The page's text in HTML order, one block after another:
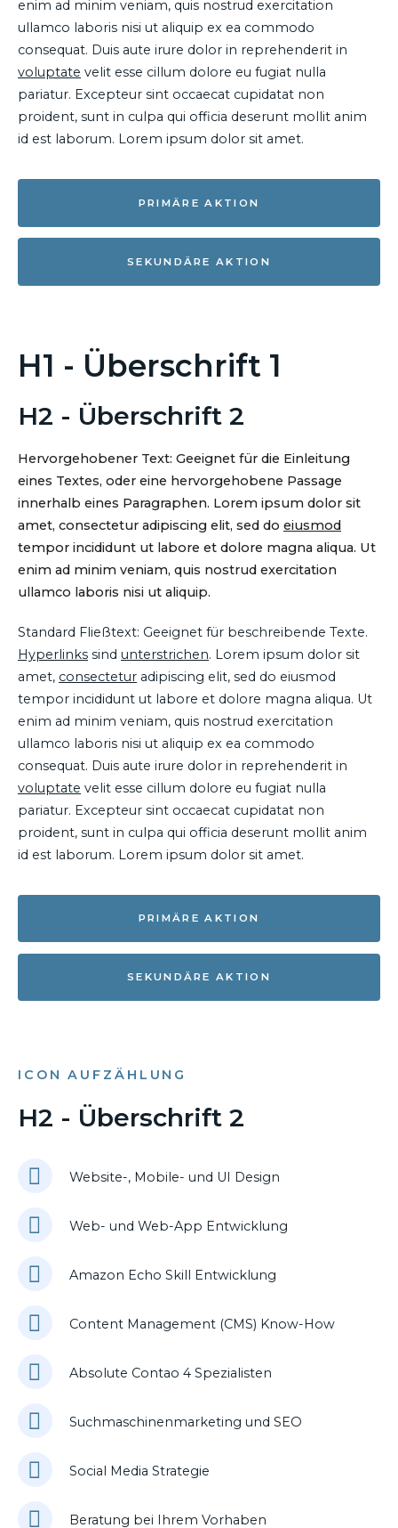
enim ad minim veniam, quis nostrud exercitation
ullamco laboris nisi ut aliquip ex ea commodo
consequat. Duis aute irure dolor in reprehenderit in
voluptate velit esse cillum dolore eu fugiat nulla
pariatur. Excepteur sint occaecat cupidatat non
proident, sunt in culpa qui officia deserunt mollit anim
id est laborum. Lorem ipsum dolor sit amet.
PRIMÄRE AKTION
SEKUNDÄRE AKTION
H1 - Überschrift 1
H2 - Überschrift 2
Hervorgehobener Text: Geeignet für die Einleitung
eines Textes, oder eine hervorgehobene Passage
innerhalb eines Paragraphen. Lorem ipsum dolor sit
amet, consectetur adipiscing elit, sed do eiusmod
tempor incididunt ut labore et dolore magna aliqua. Ut
enim ad minim veniam, quis nostrud exercitation
ullamco laboris nisi ut aliquip.
Standard Fließtext: Geeignet für beschreibende Texte.
Hyperlinks sind unterstrichen. Lorem ipsum dolor sit
amet, consectetur adipiscing elit, sed do eiusmod
tempor incididunt ut labore et dolore magna aliqua. Ut
enim ad minim veniam, quis nostrud exercitation
ullamco laboris nisi ut aliquip ex ea commodo
consequat. Duis aute irure dolor in reprehenderit in
voluptate velit esse cillum dolore eu fugiat nulla
pariatur. Excepteur sint occaecat cupidatat non
proident, sunt in culpa qui officia deserunt mollit anim
id est laborum. Lorem ipsum dolor sit amet.
PRIMÄRE AKTION
SEKUNDÄRE AKTION
ICON AUFZÄHLUNG
H2 - Überschrift 2
Website-, Mobile- und UI Design
Web- und Web-App Entwicklung
Amazon Echo Skill Entwicklung
Content Management (CMS) Know-How
Absolute Contao 4 Spezialisten
Suchmaschinenmarketing und SEO
Social Media Strategie
Beratung bei Ihrem Vorhaben